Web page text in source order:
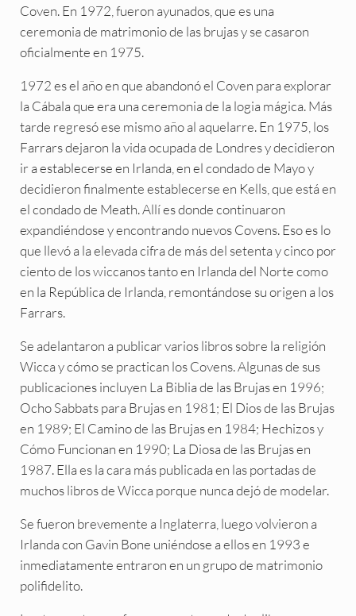
Coven. En 1972, fueron ayunados, que es una
ceremonia de matrimonio de las brujas y se casaron
oficialmente en 1975.
1972 es el año en que abandonó el Coven para explorar
la Cábala que era una ceremonia de la logia mágica. Más
tarde regresó ese mismo año al aquelarre. En 1975, los
Farrars dejaron la vida ocupada de Londres y decidieron
ir a establecerse en Irlanda, en el condado de Mayo y
decidieron finalmente establecerse en Kells, que está en
el condado de Meath. Allí es donde continuaron
expandiéndose y encontrando nuevos Covens. Eso es lo
que llevó a la elevada cifra de más del setenta y cinco por
ciento de los wiccanos tanto en Irlanda del Norte como
en la República de Irlanda, remontándose su origen a los
Farrars.
Se adelantaron a publicar varios libros sobre la religión
Wicca y cómo se practican los Covens. Algunas de sus
publicaciones incluyen La Biblia de las Brujas en 1996;
Ocho Sabbats para Brujas en 1981; El Dios de las Brujas
en 1989; El Camino de las Brujas en 1984; Hechizos y
Cómo Funcionan en 1990; La Diosa de las Brujas en
1987. Ella es la cara más publicada en las portadas de
muchos libros de Wicca porque nunca dejó de modelar.
Se fueron brevemente a Inglaterra, luego volvieron a
Irlanda con Gavin Bone uniéndose a ellos en 1993 e
inmediatamente entraron en un grupo de matrimonio
polifidelito.